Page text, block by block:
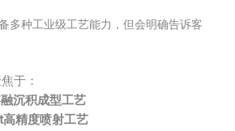
多种工业级工艺能力，但会明确告诉客
于：
沉积成型工艺
精度喷射工艺